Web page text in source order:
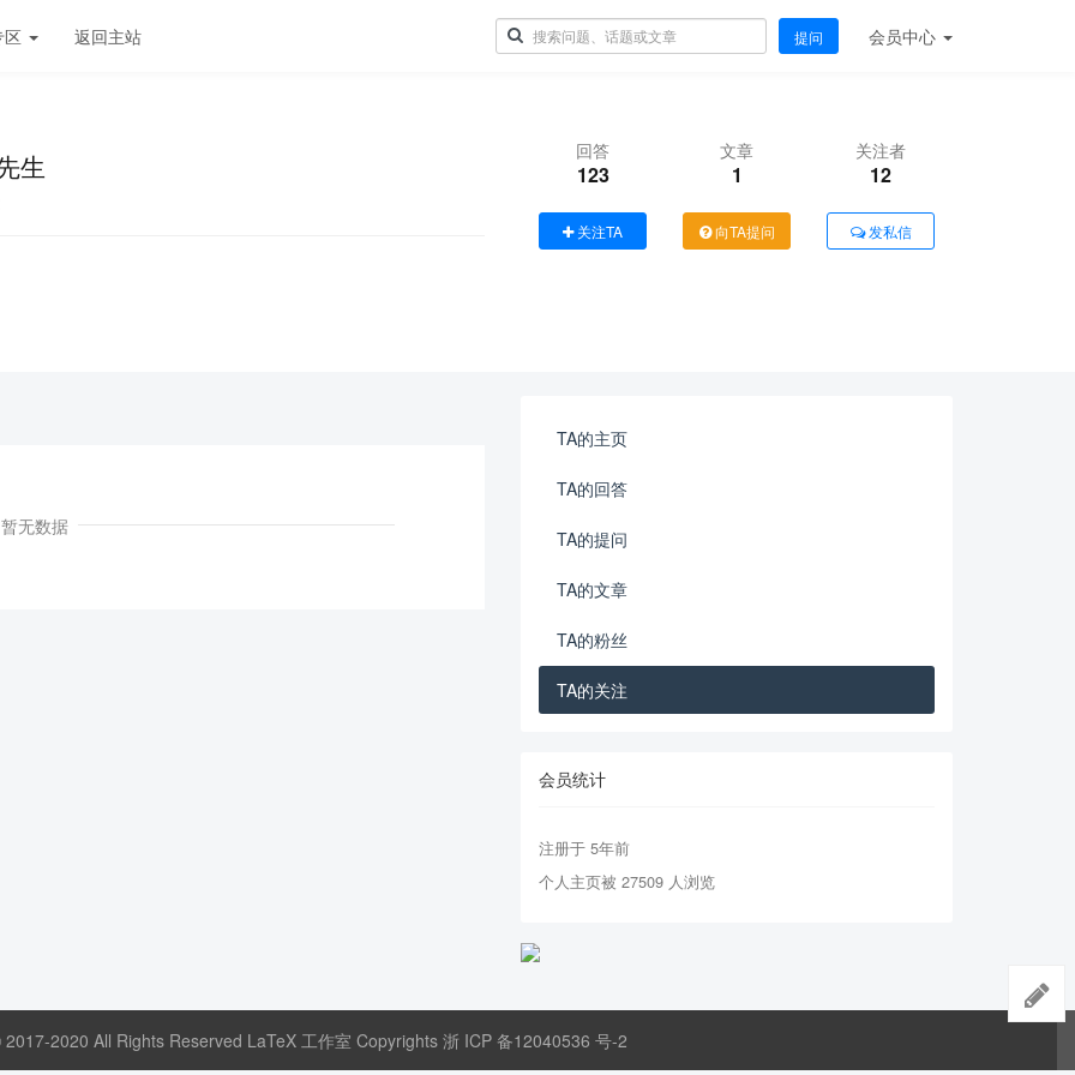
区 返回主站 提问 会员中心
生 回答
123
文章
1
关注者
12
关注TA 向TA提问 发私信
暂无数据
TA的主页
TA的回答
TA的提问
TA的文章
TA的粉丝
TA的关注
会员统计
注册于 5年前
个人主页被 27509 人浏览
2020 All Rights Reserved LaTeX 工作室 Copyrights 浙 ICP 备12040536 号-2